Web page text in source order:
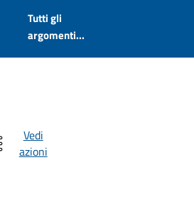
Tutti gli
argomenti...
Vedi
azioni